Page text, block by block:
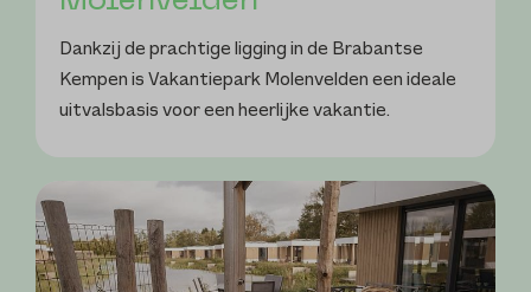
Dankzij de prachtige ligging in de Brabantse
Kempen is Vakantiepark Molenvelden een ideale
uitvalsbasis voor een heerlijke vakantie.